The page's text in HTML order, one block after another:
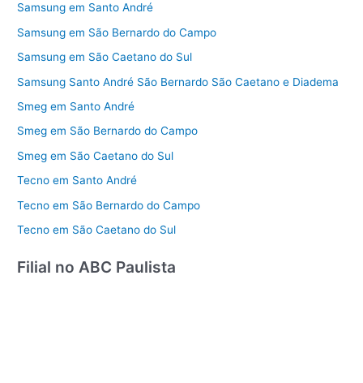
Samsung em Santo André
Samsung em São Bernardo do Campo
Samsung em São Caetano do Sul
Samsung Santo André São Bernardo São Caetano e Diadema
Smeg em Santo André
Smeg em São Bernardo do Campo
Smeg em São Caetano do Sul
Tecno em Santo André
Tecno em São Bernardo do Campo
Tecno em São Caetano do Sul
Filial no ABC Paulista